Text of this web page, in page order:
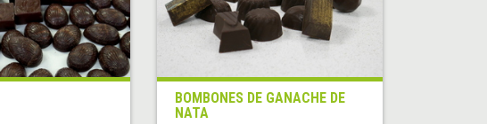
BOMBONES DE GANACHE DE
NATA